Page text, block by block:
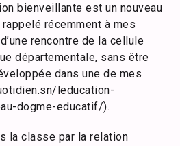
bienveillante est un nouveau
récemment à mes
rencontre de la cellule
départementale, sans être
dans une de mes
leducation-
dogme-educatif/).
la classe par la relation